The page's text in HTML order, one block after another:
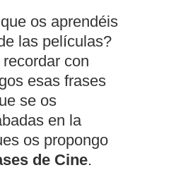
os aprendéis
las películas?
con
esas frases
se os
en la
os propongo
de Cine.